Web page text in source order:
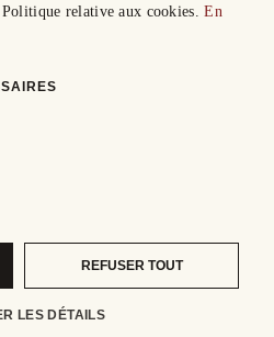
relative aux cookies.En
REFUSER TOUT
LES DÉTAILS